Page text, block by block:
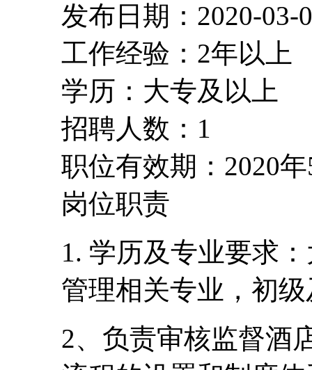
发布日期：2020-03-
工作经验：2年以上
学历：大专及以上
招聘人数：1
职位有效期：2020
岗位职责
1. 学历及专业要求
管理相关专业，初
2、负责审核监督酒